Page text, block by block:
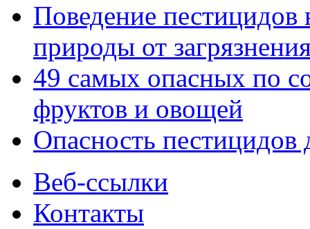
Поведение
природы от
49 самых опасных по
фруктов и овощей
Опасность пестицидов
Веб-ссылки
Контакты